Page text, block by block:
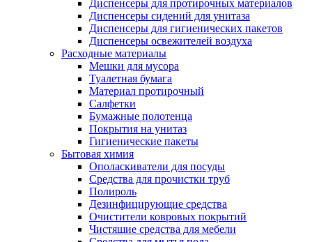
Диспенсеры для протирочных материалов
Диспенсеры сидений для унитаза
Диспенсеры для гигиенических пакетов
Диспенсеры освежителей воздуха
Расходные материалы
Мешки для мусора
Туалетная бумага
Материал протирочный
Салфетки
Бумажные полотенца
Покрытия на унитаз
Гигиенические пакеты
Бытовая химия
Ополаскиватели для посуды
Средства для прочистки труб
Полироль
Дезинфицирующие средства
Очистители ковровых покрытий
Чистящие средства для мебели